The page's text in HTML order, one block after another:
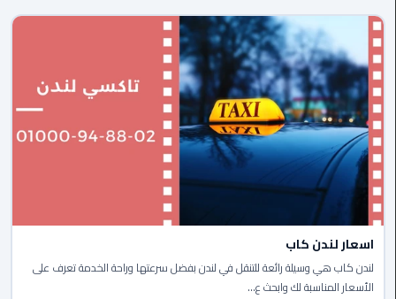
ليموزين
مايو
ليموزين
حلوان
ليموزين
الإسماعيلية
ليموزين
المنوفية
اسعار لندن كاب
لندن كاب هي وسيلة رائعة للتنقل في لندن بفضل سرعتها وراحة الخدمة تعرف على
الأسعار المناسبة لك وابحث ع...